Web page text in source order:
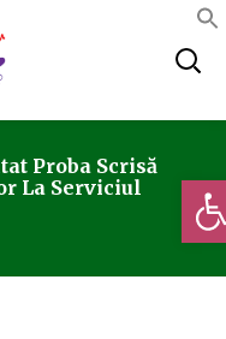
Proba Scrisă
La Serviciul